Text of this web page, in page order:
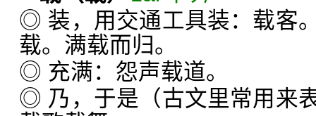
◎ 装，用交通工具装：载客
载。满载而归。
◎ 充满：怨声载道。
◎ 乃，于是（古文里常用来